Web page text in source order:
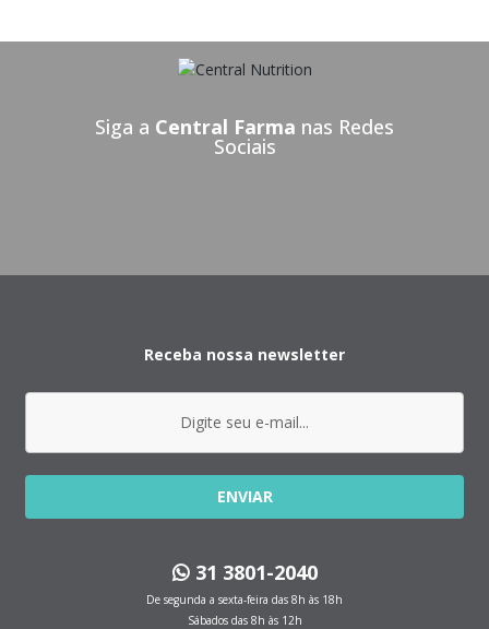
Siga a Central Farma nas Redes
Sociais
Receba nossa newsletter
ENVIAR
31 3801-2040
De segunda a sexta-feira das 8h às 18h
Sábados das 8h às 12h